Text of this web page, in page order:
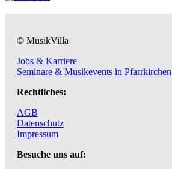
© MusikVilla
Jobs & Karriere
Seminare & Musikevents in Pfarrkirchen
Rechtliches:
AGB
Datenschutz
Impressum
Besuche uns auf: